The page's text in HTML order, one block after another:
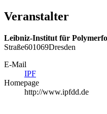
Veranstalter
Leibniz-Institut für
Straße601069Dresden
E-Mail
IPF
Homepage
http://www.ipfdd.de